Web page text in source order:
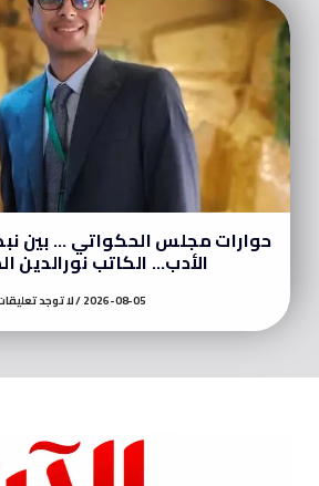
حوارات مجلس الحكواتي … بين
الأدب… الكاتب نورالدين
2026-08-05 لا توجد تعليقات